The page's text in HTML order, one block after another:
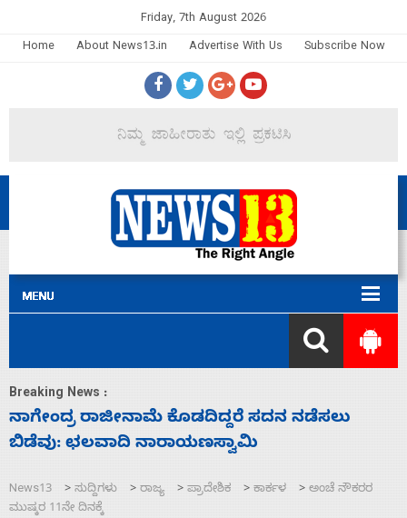
Friday, 7th August 2026
Home
About News13.in Advertise With Us Subscribe Now
Breaking News :
ಸಚಿವ ಸಂಪುಟ ವಿಸ್ತರಣೆ ಮಾಡಿದ್ದು ಹಣಬಲ
ಹೈಕಮಾಂಡ್ ರಾಜಕಾರಣಕ್ಕೆ: ವಿಜಯೇಂದ್ರ
News13 > ಸುದ್ದಿಗಳು > ರಾಜ್ಯ > ಪ್ರಾದೇಶಿಕ > ಕಾರ್ಕಳ > ಅಂಚೆ ನೌಕರರ
ಮುಷ್ಕರ 11ನೇ ದಿನಕ್ಕೆ